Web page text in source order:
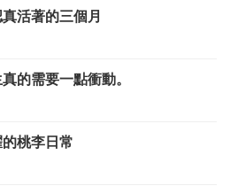
活著的三個月
的需要一點衝動。
桃李日常